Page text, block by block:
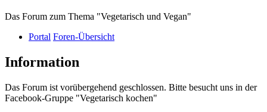
Das Forum zum Thema "Vegetarisch und Vegan"
Portal Foren-Übersicht
Information
Das Forum ist vorübergehend geschlossen. Bitte besucht uns in der
Facebook-Gruppe "Vegetarisch kochen"